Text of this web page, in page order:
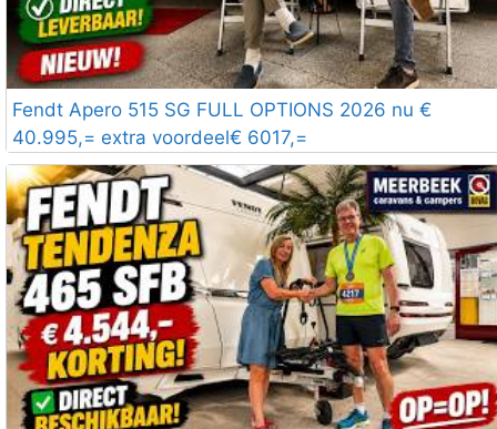
Fendt Apero 515 SG FULL OPTIONS 2026 nu €
40.995,= extra voordeel€ 6017,=